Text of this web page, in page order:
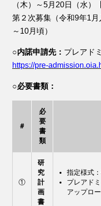
（木）～5月20日（水）
第２次募集（令和9年1
～10月頃）
○内諾申請先： プレアド
https://pre-
○必要書類：
＃
必
要
書
類
①
研
究
計
画
書
指定様式
プレアド
アップロ